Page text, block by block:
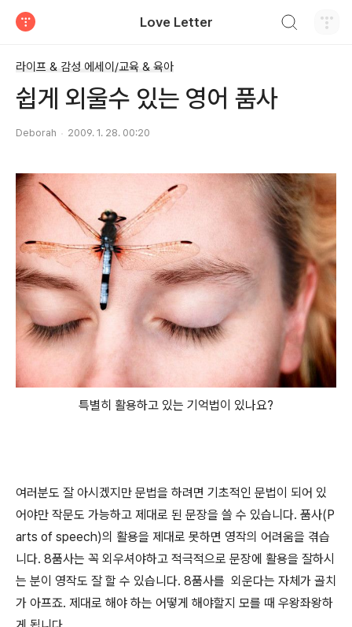
Love Letter
라이프 & 감성 에세이/교육 & 육아
쉽게 외울수 있는 영어 품사
Deborah 2009. 1. 28. 00:20
특별히 활용하고 있는 기억법이 있나요?
여러분도 잘 아시겠지만 문법을 하려면 기초적인 문법이 되어 있
어야만 작문도 가능하고 제대로 된 문장을 쓸 수 있습니다. 품사(P
arts of speech)의 활용을 제대로 못하면 영작의 어려움을 겪습
니다. 8품사는 꼭 외우셔야하고 적극적으로 문장에 활용을 잘하시
는 분이 영작도 잘 할 수 있습니다. 8품사를 외운다는 자체가 골치
가 아프죠. 제대로 해야 하는 어떻게 해야할지 모를 때 우왕좌왕하